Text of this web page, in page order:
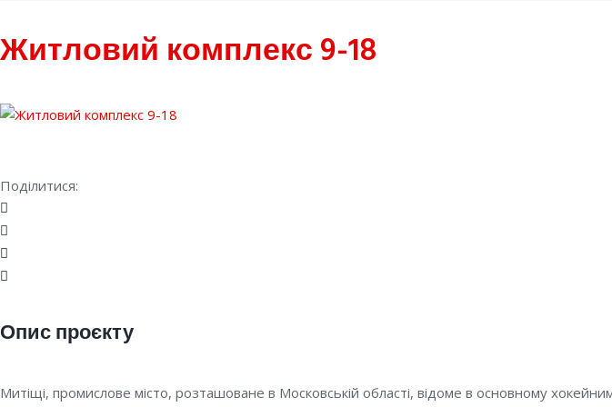
Житловий комплекс 9-18
Поділитися:
Опис проєкту
Митіщі, промислове місто, розташоване в Московській області, відоме в основному